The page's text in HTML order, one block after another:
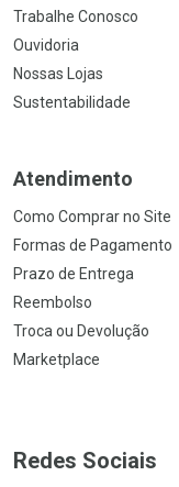
Trabalhe Conosco
Ouvidoria
Nossas Lojas
Sustentabilidade
Atendimento
Como Comprar no Site
Formas de Pagamento
Prazo de Entrega
Reembolso
Troca ou Devolução
Marketplace
Redes Sociais